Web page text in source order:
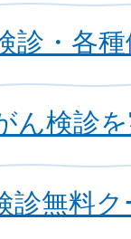
診・各
ん検診
診無料